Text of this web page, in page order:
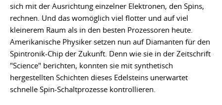
sich mit der Ausrichtung einzelner Elektronen, den Spins,
rechnen. Und das womöglich viel flotter und auf viel
kleinerem Raum als in den besten Prozessoren heute.
Amerikanische Physiker setzen nun auf Diamanten für den
Spintronik-Chip der Zukunft. Denn wie sie in der Zeitschrift
"Science" berichten, konnten sie mit synthetisch
hergestellten Schichten dieses Edelsteins unerwartet
schnelle Spin-Schaltprozesse kontrollieren.